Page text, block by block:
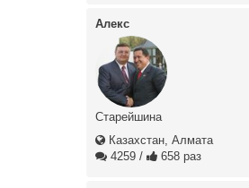
Алекс
Старейшина
Казахстан, Алмата
4259 / 658 раз